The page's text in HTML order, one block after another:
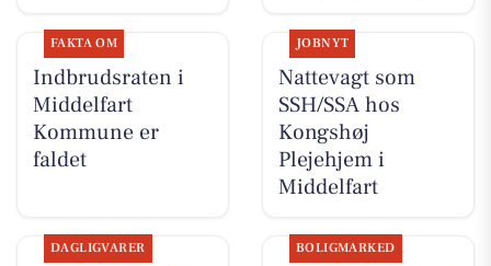
FAKTA OM
Indbrudsraten i
Middelfart
Kommune er
faldet
JOBNYT
Nattevagt som
SSH/SSA hos
Kongshøj
Plejehjem i
Middelfart
DAGLIGVARER BOLIGMARKED